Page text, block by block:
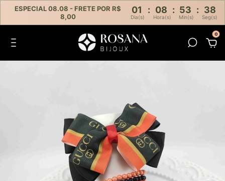
ESPECIAL 08.08 - FRETE POR R$
8,00
01 : 08 : 53 : 38
Dia(s) Hora(s) Min(s) Seg(s)
0